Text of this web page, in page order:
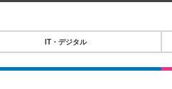
IT・デジタル